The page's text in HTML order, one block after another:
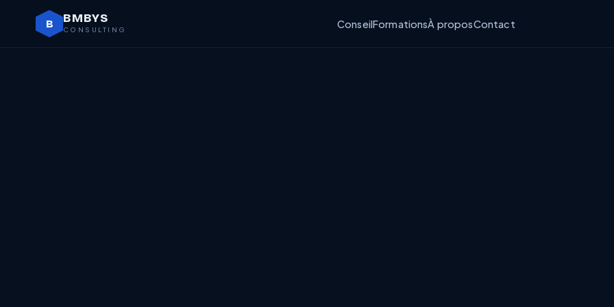
B BMBYS
CONSULTING ConseilFormationsÀ proposContact